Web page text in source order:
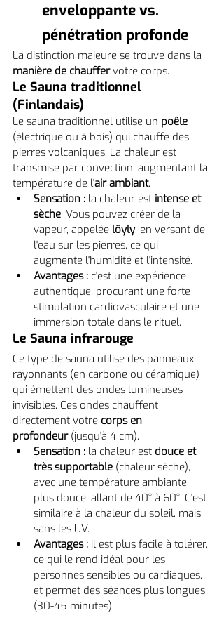
enveloppante vs.
pénétration profonde
La distinction majeure se trouve dans la
manière de chauffer votre corps.
Le Sauna traditionnel
(Finlandais)
Le sauna traditionnel utilise un poêle
(électrique ou à bois) qui chauffe des
pierres volcaniques. La chaleur est
transmise par convection, augmentant la
température de l'air ambiant.
Sensation : la chaleur est intense et
sèche. Vous pouvez créer de la
vapeur, appelée löyly, en versant de
l'eau sur les pierres, ce qui
augmente l'humidité et l'intensité.
Avantages : c'est une expérience
authentique, procurant une forte
stimulation cardiovasculaire et une
immersion totale dans le rituel.
Le Sauna infrarouge
Ce type de sauna utilise des panneaux
rayonnants (en carbone ou céramique)
qui émettent des ondes lumineuses
invisibles. Ces ondes chauffent
directement votre corps en
profondeur (jusqu'à 4 cm).
Sensation : la chaleur est douce et
très supportable (chaleur sèche),
avec une température ambiante
plus douce, allant de 40° à 60°. C'est
similaire à la chaleur du soleil, mais
sans les UV.
Avantages : il est plus facile à tolérer,
ce qui le rend idéal pour les
personnes sensibles ou cardiaques,
et permet des séances plus longues
(30-45 minutes).